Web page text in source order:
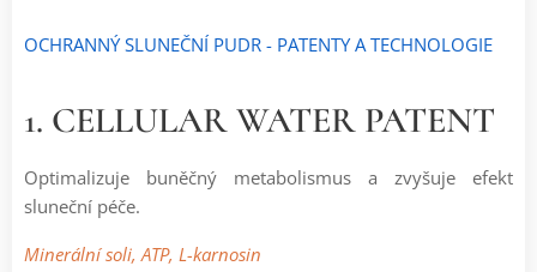
OCHRANNÝ SLUNEČNÍ PUDR - PATENTY A TECHNOLOGIE
1. CELLULAR WATER PATENT
Optimalizuje buněčný metabolismus a zvyšuje efekt
sluneční péče.
Minerální soli, ATP, L-karnosin